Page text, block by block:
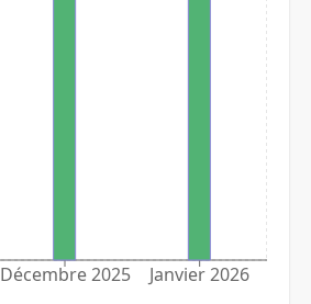
Décembre 2025 Janvier 2026